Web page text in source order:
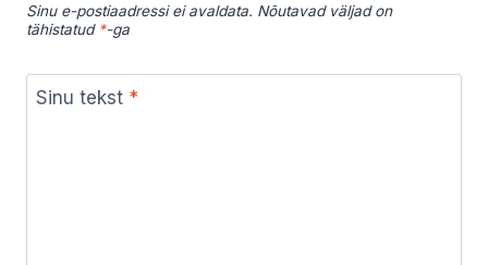
Sinu e-postiaadressi ei avaldata. Nõutavad väljad on
tähistatud *-ga
Sinu tekst *